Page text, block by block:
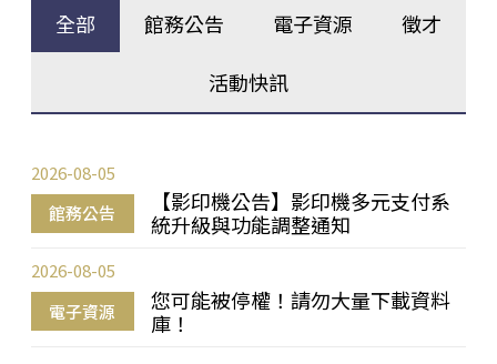
全部 館務公告 電子資源 徵才
活動快訊
館務公告
【影印機公告】影印機多元支付系
統升級與功能調整通知
2026-08-05
電子資源
您可能被停權！請勿大量下載資料
庫！
2026-08-05